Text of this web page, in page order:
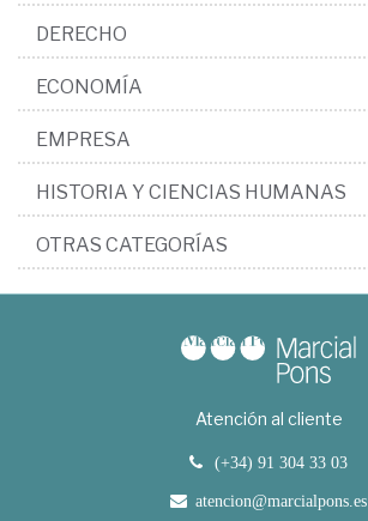
DERECHO
ECONOMÍA
EMPRESA
HISTORIA Y CIENCIAS HUMANAS
OTRAS CATEGORÍAS
Atención al cliente
(+34) 91 304 33 03
atencion@marcialpons.es